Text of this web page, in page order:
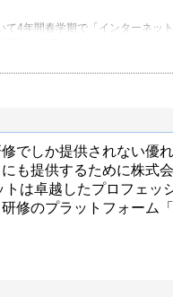
て4年間春学期で「インターネッ
でしか提供されない優
も提供するために株式
は卓越したプロフェッ
修のプラットフォーム